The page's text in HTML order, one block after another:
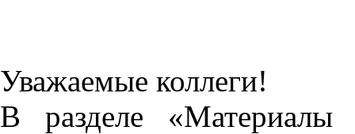
Уважаемые коллеги!
В разделе «Материалы